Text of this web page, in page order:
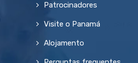
Patrocinadores
Visite o Panamá
Alojamento